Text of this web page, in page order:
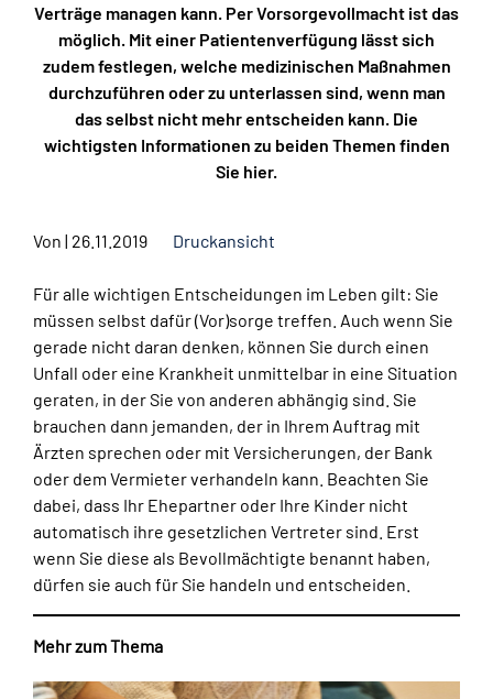
Verträge managen kann. Per Vorsorgevollmacht ist das
möglich. Mit einer Patientenverfügung lässt sich
zudem festlegen, welche medizinischen Maßnahmen
durchzuführen oder zu unterlassen sind, wenn man
das selbst nicht mehr entscheiden kann. Die
wichtigsten Informationen zu beiden Themen finden
Sie hier.
Von | 26.11.2019 Druckansicht
Für alle wichtigen Entscheidungen im Leben gilt: Sie
müssen selbst dafür (Vor)sorge treffen. Auch wenn Sie
gerade nicht daran denken, können Sie durch einen
Unfall oder eine Krankheit unmittelbar in eine Situation
geraten, in der Sie von anderen abhängig sind. Sie
brauchen dann jemanden, der in Ihrem Auftrag mit
Ärzten sprechen oder mit Versicherungen, der Bank
oder dem Vermieter verhandeln kann. Beachten Sie
dabei, dass Ihr Ehepartner oder Ihre Kinder nicht
automatisch ihre gesetzlichen Vertreter sind. Erst
wenn Sie diese als Bevollmächtigte benannt haben,
dürfen sie auch für Sie handeln und entscheiden.
Mehr zum Thema